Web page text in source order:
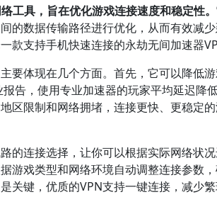
工具，旨在优化游戏连接速度和稳定性。
的数据传输路径进行优化，从而有效减
支持手机快速连接的永劫无间加速器
要体现在几个方面。首先，它可以降低
告，使用专业加速器的玩家平均延迟降
区限制和网络拥堵，连接更快、更稳定
的连接选择，让你可以根据实际网络状
游戏类型和网络环境自动调整连接参数
关键，优质的VPN支持一键连接，减少